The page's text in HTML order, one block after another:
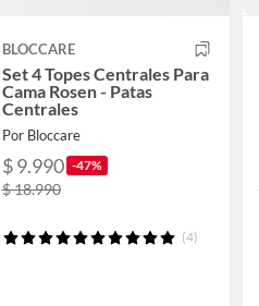
BLOCCARE
Set 4 Topes Centrales Para
Cama Rosen - Patas
Centrales
Por Bloccare
$ 9.990 -47%
$ 18.990
(4)